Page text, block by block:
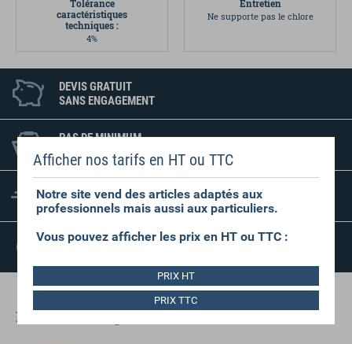
Tolérance
caractéristiques
techniques :
4%
Entretien
Ne supporte pas le chlore
DEVIS GRATUIT
SANS ENGAGEMENT
PAS DE MINIMUM
DE COMMANDE
FRAIS D'EXPÉDITION
RÉDUITS
SATISFAIT OU
Dans la même gamme
Afficher nos tarifs en HT ou TTC
Notre site vend des articles adaptés aux
professionnels mais aussi aux particuliers.
Vous pouvez afficher les prix en HT ou TTC :
PRIX HT
PRIX TTC